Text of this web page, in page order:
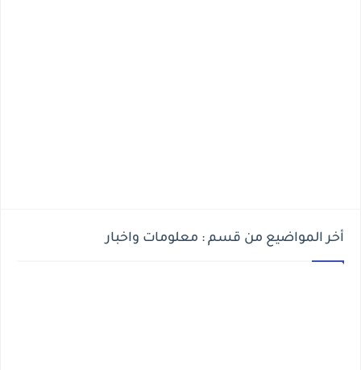
أخر المواضيع من قسم : معلومات واخبار